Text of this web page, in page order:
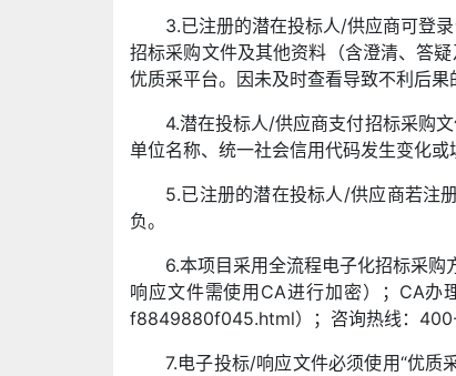
3.已注册的潜在投标人/供应商可登
招标采购文件及其他资料（含澄清、答
优质采平台。因未及时查看导致不利后果
4.潜在投标人/供应商支付招标采购
单位名称、统一社会信用代码发生变化
5.已注册的潜在投标人/供应商若注
负。
6.本项目采用全流程电子化招标采
响应文件需使用CA进行加密）；CA
f8849880f045.html）；咨询热线：
7.电子投标/响应文件必须使用“优